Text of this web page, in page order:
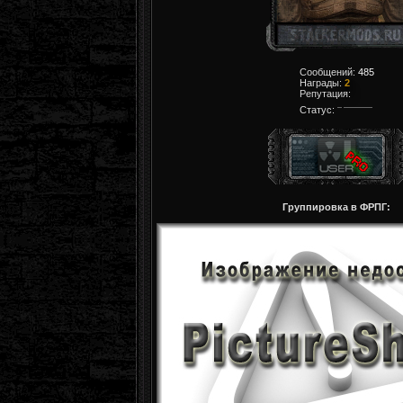
Сообщений: 485
Награды: 2
Репутация:
Статус:
Группировка в ФРПГ: